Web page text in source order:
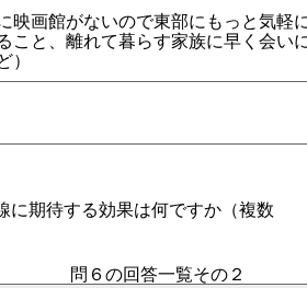
映画館がないので東部にもっと気軽
こと、離れて暮らす家族に早く会い
に期待する効果は何ですか（複数
問６の回答一覧その２